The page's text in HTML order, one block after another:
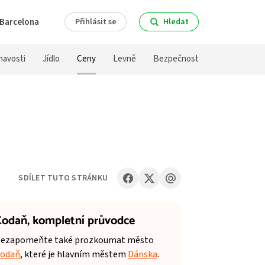
Barcelona Přihlásit se Hledat
Jídlo Ceny Levně Bezpečnost
kompletní průvodce
také prozkoumat město
, které je hlavním městem Dánska.
SDÍLET TUTO STRÁNKU